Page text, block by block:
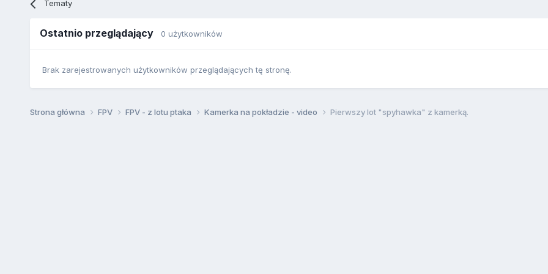
Tematy
Ostatnio przeglądający 0 użytkowników
Brak zarejestrowanych użytkowników przeglądających tę stronę.
Strona główna FPV FPV - z lotu ptaka Kamerka na pokładzie - video Pierwszy lot "spyhawka" z kamerką.